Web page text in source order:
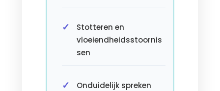
Stotteren en
vloeiendheidsstoornis
sen
Onduidelijk spreken